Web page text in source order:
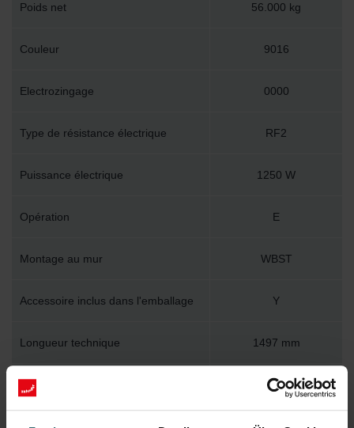
Poids net 56.000 kg
Couleur 9016
Electrozingage 0000
Type de résistance électrique RF2
Puissance électrique 1250 W
Opération E
Montage au mur WBST
Accessoire inclus dans l'emballage Y
Longueur technique 1497 mm
Hauteur technique 500 mm